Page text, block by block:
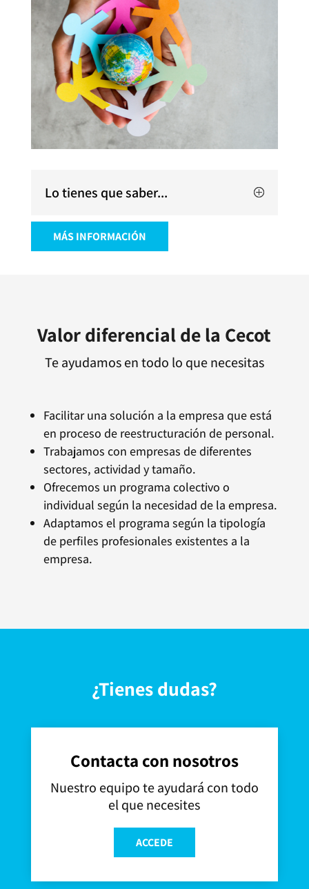
Lo tienes que saber...
MÁS INFORMACIÓN
Valor diferencial de la Cecot
Te ayudamos en todo lo que necesitas
Facilitar una solución a la empresa que está
en proceso de reestructuración de personal.
Trabajamos con empresas de diferentes
sectores, actividad y tamaño.
Ofrecemos un programa colectivo o
individual según la necesidad de la empresa.
Adaptamos el programa según la tipología
de perfiles profesionales existentes a la
empresa.
¿Tienes dudas?
Contacta con nosotros
Nuestro equipo te ayudará con todo
el que necesites
ACCEDE